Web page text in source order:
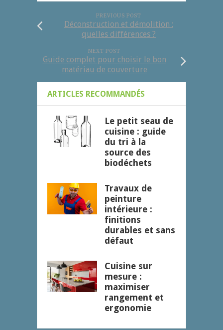
PREVIOUS POST
Déconstruction et démolition :
quelles différences ?
NEXT POST
Guide complet pour choisir le bon
matériau de couverture
ARTICLES RECOMMANDÉS
Le petit seau de
cuisine : guide
du tri à la
source des
biodéchets
Travaux de
peinture
intérieure :
finitions
durables et sans
défaut
Cuisine sur
mesure :
maximiser
rangement et
ergonomie